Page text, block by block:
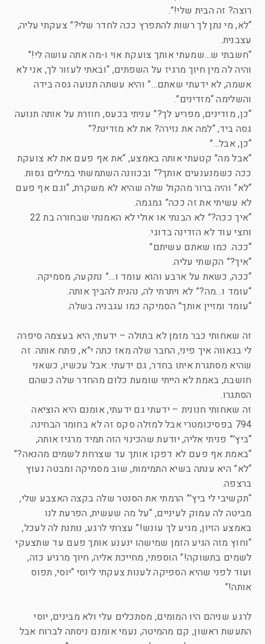
רוצה? זה הבית שלי!”.
“לא, מי נתן לך רשות להתפרץ ככה לחדר שלי?” צעקתי עליה,
עצבנית.
“חשבתי ש…שמעתי אותך צועקת אוי ו-מה אתה עושה לי!”
והיה לה מין חיוך מרגיז על השפתים, “ובאתי לעזור לך, אני לא
אשמה, לא ידעתי שאתם…” והיא עשתה תנועה גסה בידה
והשלימה “מזדינים”.
“כן, מזדינים, מפריע לך?” עניתי בכעס, חוזרת על אותה תנועה
גסה ביד, “למה את נזירה? את לא מזדינת?”
“כן, אבל…”
“אבל מה” קטעתי אותה באמצע, “את אף פעם את לא צועקת
ככה כשמנענעים אותך?” ובכוונה השתמשתי במילים גסות.
“לא” והיה ברור מהקול שלה שהיא לא משקרת, “וגם אף פעם
לא עשיתי את זה ככה” גמגמה.
“איך ככה?” לא הבנתי או אולי לא האמנתי שבחורה בת 22
וחצי עוד לא הזדינה בדוגי.
“ככה. כמו שאתם עשיתם”
“איך?” הקשתי עליה.
“ככה, כשאת על ארבע והוא עומד ו…” נתקעה, מסמיקה.
“עומד ו…מה?” לא ויתרתי לה, נהנית להביך אותה.
“עומד ומזיין אותך” הסמיקה כמו עגבניה בשלה.
זה שאחותי כבר מזמן לא בתולה – ידעתי, היא בעצמה סיפרה
לי בגאווה איך פיני, החבר שלה מאז כתה י”א, פתח אותה. זה
שהיא מסתגרת איתו בחדר, גם ידעתי. אבל עכשיו, כשאני
חושבת, באמת לא הייתי שומעת כלום מהחדר שלה כשהם
הסתגרו.
זה שאחותי חנונית – ידעתי גם ידעתי, אומנם היא הוציאה
794 בפסיכומטרי אבל למזלה סקס זה לא בחומר הבחינה.
“ביץ'” פניתי אליה, יודעת שהכינוי הזה תמיד מרגיז אותה,
“באמת אף פעם לא דפקו אותך עד שצרחת לשמים מהנאה?”
“לא” היא ענתה בשיא התמימות, שוב מסמיקה ומבטה נעוץ
ברצפה.
“תקשיבי לי ביץ'” הרמתי את הסנטר שלה בקצה האצבע שלי,
מביטה לה עמוק לעיניים, “על מה שעשית, הפרעת לנו
באמצע הזיון, מגיע לך עונש!” עצרתי לרגע, נותנת לה לעכל,
“וחוץ מזה הגיע הזמן שמישהו ינענע אותך פעם עד שתצעקי
לשמים בתשוקה!” הוספתי, מחייכת אליה, חיוך מרגיע כזה,
ועוד לפני שהיא הספיקה לענות צעקתי ליוסי “יוסי, תפוס
אותה!”
לרגע שניהם היו המומים, מסתכלים עלי ולא מבינים, יוסי
התעשת ראשון, קם מהמיטה, נעמי אומנם ניסתה לברוח אבל